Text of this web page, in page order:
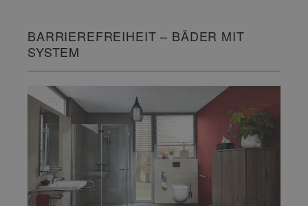
BARRIEREFREIHEIT – BÄDER MIT
SYSTEM